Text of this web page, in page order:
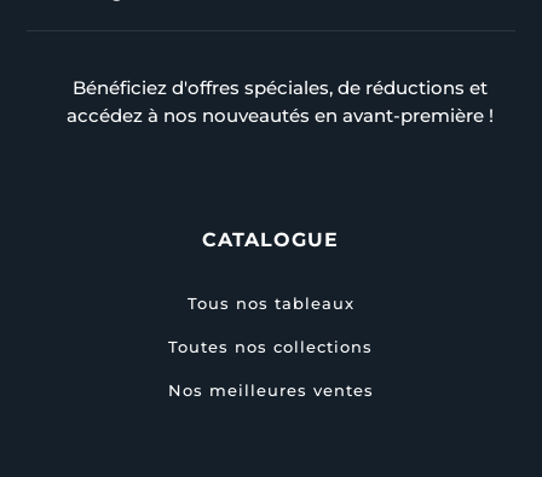
Bénéficiez d'offres spéciales, de réductions et
accédez à nos nouveautés en avant-première !
CATALOGUE
Tous nos tableaux
Toutes nos collections
Nos meilleures ventes